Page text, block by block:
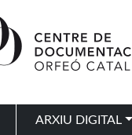
ARXIU DIGITAL